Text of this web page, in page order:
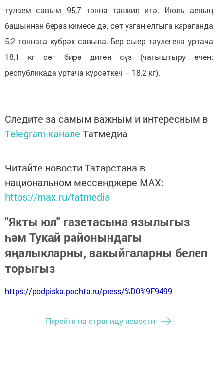
тулаем савым 95,7 тонна тәшкил итә. Июль аеның
башыннан бераз кимесә дә, сөт узган елгыга караганда
5,2 тоннага күбрәк савыла. Бер сыер тәүлегенә уртача
18,1 кг сөт бирә дигән сүз (чагыштыру өчен:
республикада уртача күрсәткеч – 18,2 кг).
Следите за самым важным и интересным в
Telegram-канале Татмедиа
Читайте новости Татарстана в
национальном мессенджере MАХ:
https://max.ru/tatmedia
"Якты юл" газетасына язылыгыз
һәм Тукай районындагы
яңалыкларны, вакыйгаларны белеп
торыгыз
https://podpiska.pochta.ru/press/%D0%9F9499
Перейти на страницу новости